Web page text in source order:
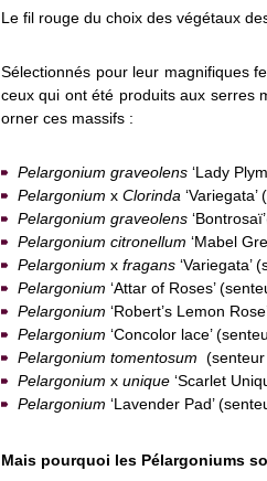
Le fil rouge du choix des végétaux
Sélectionnés pour leur magnifiques
ceux qui ont été produits aux serres
orner ces massifs :
Pelargonium graveolens ‘Lady
Pelargonium x Clorinda
Pelargonium graveolens
Pelargonium citronellum ‘Mabel
Pelargonium x fragans ‘Variegata’
Pelargonium ‘Attar of Roses’
Pelargonium ‘Robert’s Lemon
Pelargonium ‘Concolor lace’
Pelargonium tomentosum
Pelargonium x unique ‘Scarlet
Pelargonium ‘Lavender Pad’
Mais pourquoi les Pélargoniums